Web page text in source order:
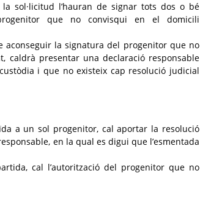
sol·licitud l’hauran de signar tots dos o bé
que no convisqui en el domicili
aconseguir la signatura del progenitor que no
caldrà presentar una declaració responsable
i que no existeix cap resolució judicial
a un sol progenitor, cal aportar la resolució
en la qual es digui que l’esmentada
cal l’autorització del progenitor que no